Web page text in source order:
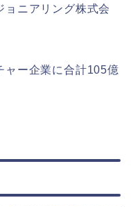
ョニアリング株式会
ャー企業に合計105億